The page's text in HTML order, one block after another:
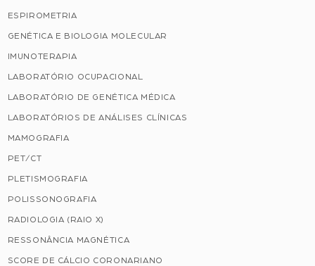
ESPIROMETRIA
GENÉTICA E BIOLOGIA MOLECULAR
IMUNOTERAPIA
LABORATÓRIO OCUPACIONAL
LABORATÓRIO DE GENÉTICA MÉDICA
LABORATÓRIOS DE ANÁLISES CLÍNICAS
MAMOGRAFIA
PET/CT
PLETISMOGRAFIA
POLISSONOGRAFIA
RADIOLOGIA (RAIO X)
RESSONÂNCIA MAGNÉTICA
SCORE DE CÁLCIO CORONARIANO